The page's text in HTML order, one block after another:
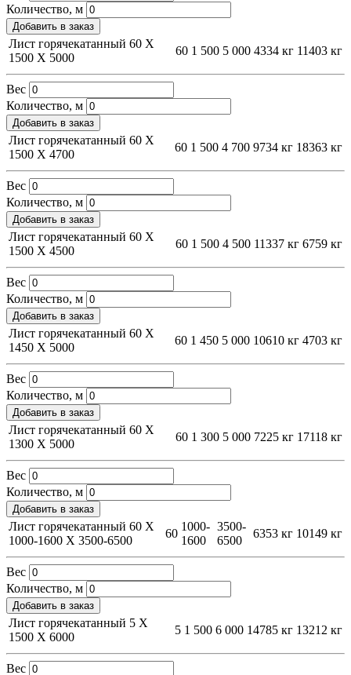
Количество, м
Добавить в заказ
Лист горячекатанный 60 Х
1500 Х 5000
60 1 500 5 000 4334 кг 11403 кг
Вес
Количество, м
Добавить в заказ
Лист горячекатанный 60 Х
1500 Х 4700
60 1 500 4 700 9734 кг 18363 кг
Вес
Количество, м
Добавить в заказ
Лист горячекатанный 60 Х
1500 Х 4500
60 1 500 4 500 11337 кг 6759 кг
Вес
Количество, м
Добавить в заказ
Лист горячекатанный 60 Х
1450 Х 5000
60 1 450 5 000 10610 кг 4703 кг
Вес
Количество, м
Добавить в заказ
Лист горячекатанный 60 Х
1300 Х 5000
60 1 300 5 000 7225 кг 17118 кг
Вес
Количество, м
Добавить в заказ
Лист горячекатанный 60 Х
1000-1600 Х 3500-6500
60
1000-
1600
3500-
6500
6353 кг 10149 кг
Вес
Количество, м
Добавить в заказ
Лист горячекатанный 5 Х
1500 Х 6000
5 1 500 6 000 14785 кг 13212 кг
Вес